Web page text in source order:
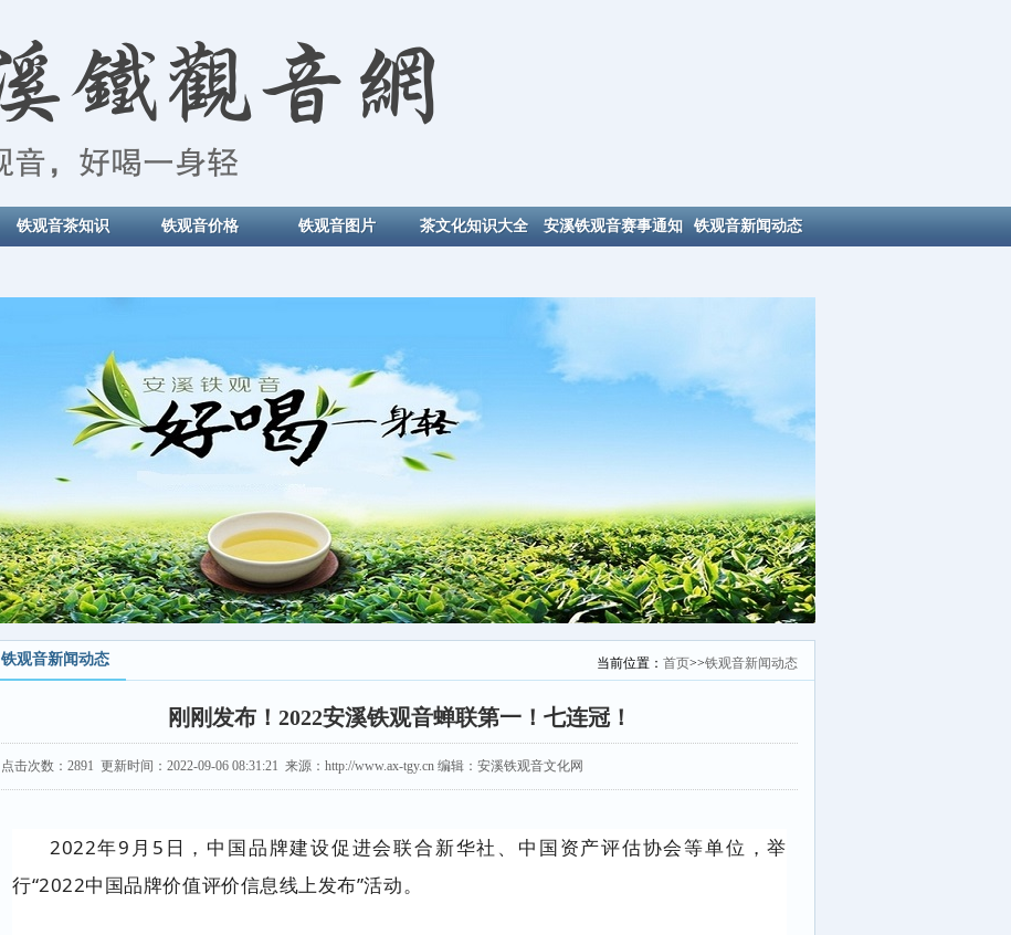
铁观音茶知识 铁观音价格 铁观音图片 茶文化知识大全 安溪铁观音赛事通知 铁观音新闻动态
当前位置： 首页>>铁观音新闻动态
铁观音新闻动态
刚刚发布！2022安溪铁观音蝉联第一！七连冠！
点击次数： 2891 更新时间：2022-09-06 08:31:21 来源：http://www.ax-tgy.cn 编辑：安溪铁观音文化网
2022年9月5日，中国品牌建设促进会联合新华社、中国资产评估协会等单位，举
行“2022中国品牌价值评价信息线上发布”活动。